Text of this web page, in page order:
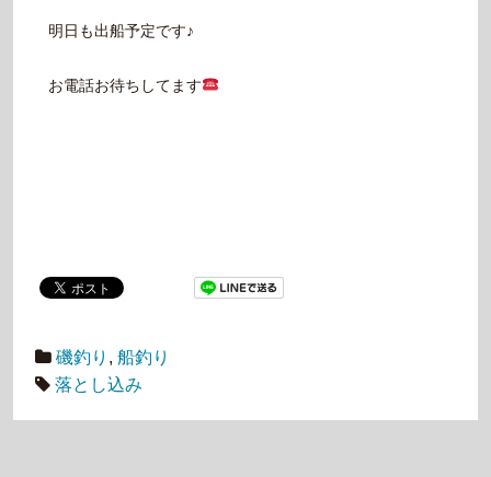
明日も出船予定です♪
お電話お待ちしてます
磯釣り , 船釣り
落とし込み